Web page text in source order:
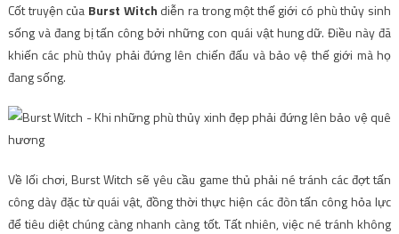
Cốt truyện của Burst Witch diễn ra trong một thế giới có phù thủy sinh
sống và đang bị tấn công bởi những con quái vật hung dữ. Điều này đã
khiến các phù thủy phải đứng lên chiến đấu và bảo vệ thế giới mà họ
đang sống.
Về lối chơi, Burst Witch sẽ yêu cầu game thủ phải né tránh các đợt tấn
công dày đặc từ quái vật, đồng thời thực hiện các đòn tấn công hỏa lực
để tiêu diệt chúng càng nhanh càng tốt. Tất nhiên, việc né tránh không